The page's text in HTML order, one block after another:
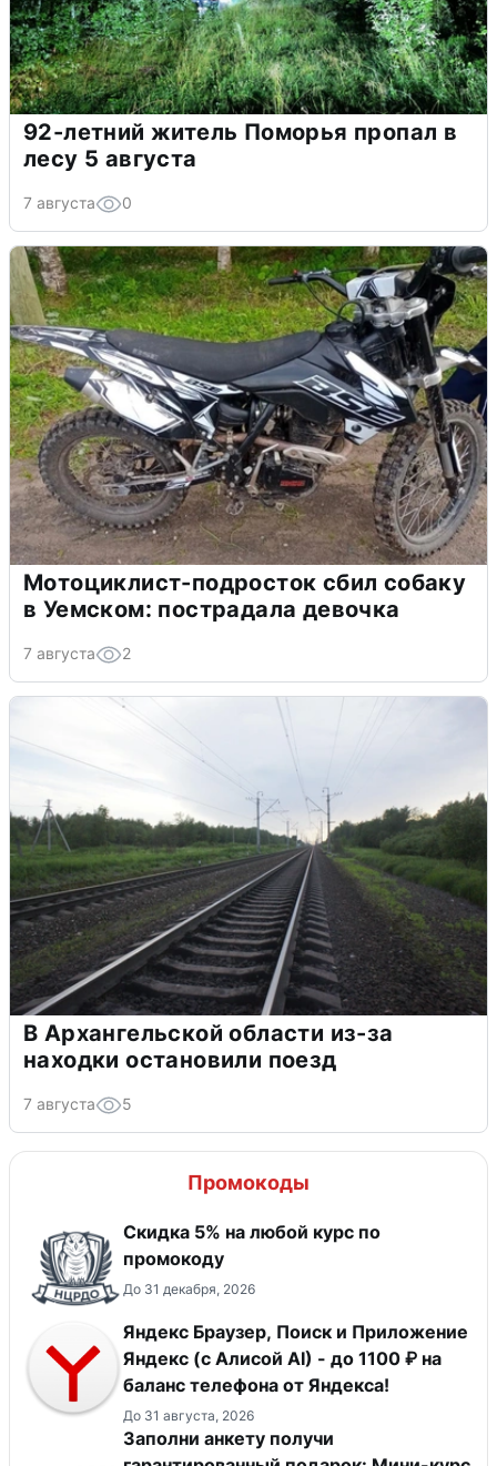
92-летний житель Поморья пропал в
лесу 5 августа
7 августа 0
Мотоциклист-подросток сбил собаку
в Уемском: пострадала девочка
7 августа 2
В Архангельской области из-за
находки остановили поезд
7 августа 5
Промокоды
Скидка 5% на любой курс по
промокоду
До 31 декабря, 2026
Яндекс Браузер, Поиск и Приложение
Яндекс (с Алисой AI) - до 1100 ₽ на
баланс телефона от Яндекса!
До 31 августа, 2026
Заполни анкету получи